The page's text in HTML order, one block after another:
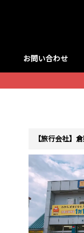
お問い合わせ
【旅行会社】